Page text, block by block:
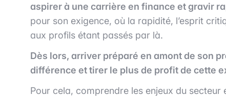
aspirer à une carrière en finance et gravir
pour son exigence, où la rapidité, l’esprit
aux profils étant passés par là.
Dès lors, arriver préparé en amont de son
différence et tirer le plus de profit de cette
Pour cela, comprendre les enjeux du